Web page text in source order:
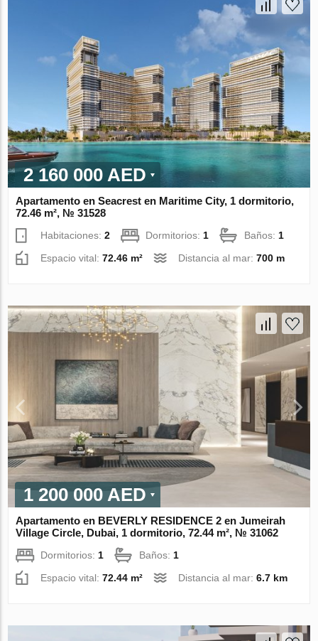
2 160 000 AED
Apartamento en Seacrest en Maritime City, 1 dormitorio,
72.46 m², № 31528
Habitaciones:2 Dormitorios: 1 Baños: 1
Espacio vital:72.46 m² Distancia al mar:700 m
1 200 000 AED
Apartamento en BEVERLY RESIDENCE 2 en Jumeirah
Village Circle, Dubai, 1 dormitorio, 72.44 m², № 31062
Dormitorios: 1 Baños: 1
Espacio vital:72.44 m² Distancia al mar:6.7 km